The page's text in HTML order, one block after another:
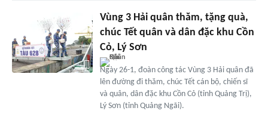
Vùng 3 Hải quân thăm, tặng quà,
chúc Tết quân và dân đặc khu Cồn
Cỏ, Lý Sơn
Ngày 26-1, đoàn công tác Vùng 3 Hải quân đã
lên đường đi thăm, chúc Tết cán bộ, chiến sĩ
và quân, dân đặc khu Cồn Cỏ (tỉnh Quảng Trị),
Lý Sơn (tỉnh Quảng Ngãi).